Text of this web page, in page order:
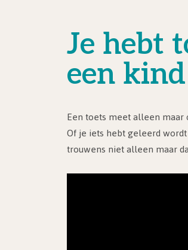
Je hebt
een
Een toets meet alleen maar
Of je iets hebt geleerd
trouwens niet alleen maar